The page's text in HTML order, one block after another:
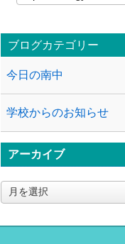
ブログカテゴリー
今日の南中
学校からのお知らせ
アーカイブ
ア
ー
イ